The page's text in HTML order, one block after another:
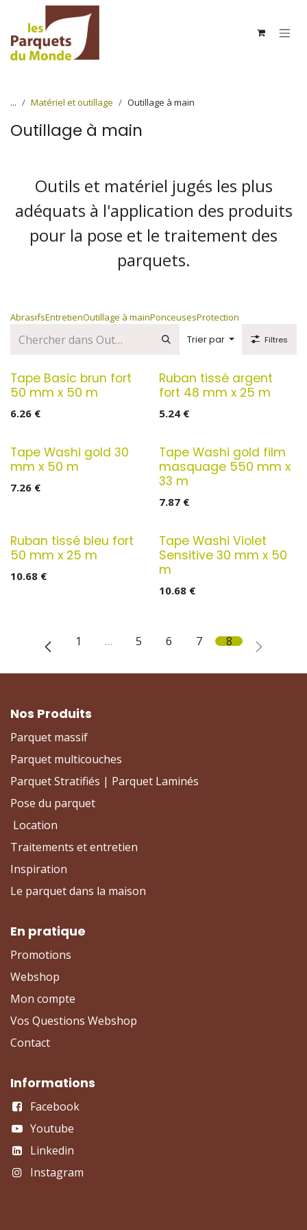
Se rendre au contenu
... Matériel et outillage Outillage à main
Outillage à main
Outils et matériel jugés les plus
adéquats à l'application des produits
pour la pose et le traitement des
parquets.
AbrasifsEntretienOutillage à mainPonceusesProtection
Trier par Filtres
Tape Basic brun fort
50 mm x 50 m
6.26 €
Ruban tissé argent
fort 48 mm x 25 m
5.24€
Tape Washi gold 30
mm x 50 m
7.26 €
Tape Washi gold film
masquage 550 mm x
33 m
7.87€
Ruban tissé bleu fort
50 mm x 25 m
10.68 €
Tape Washi Violet
Sensitive 30 mm x 50
m
10.68€
1 … 5 6 7 8
Nos Produits
Parquet massif
Parquet multicouches
Parquet Stratifiés | Parquet Laminés
Pose du parquet
Location
Traitements et entretien
Inspiration
Le parquet dans la maison
En pratique
Promotions
Webshop
Mon compte
Vos Questions Webshop
Contact
Informations
Facebook
Youtube
Linkedin
Instagram